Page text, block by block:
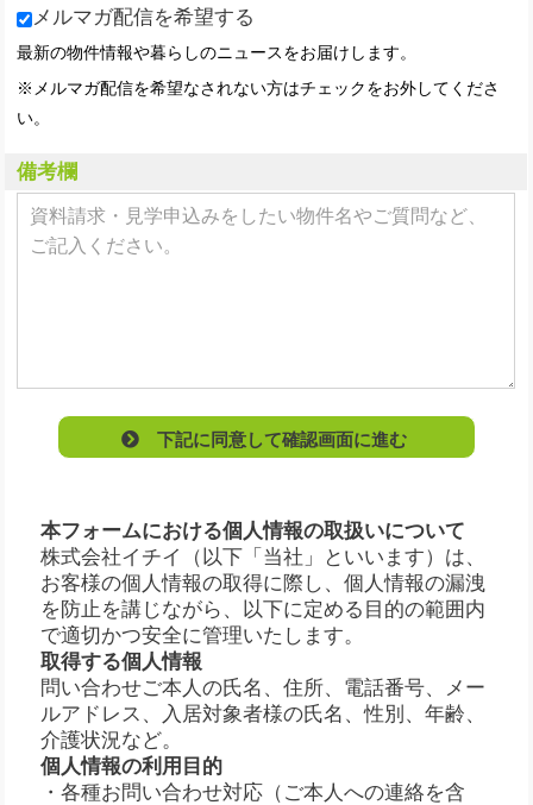
メルマガ配信を希望する
最新の物件情報や暮らしのニュースをお届けします。
※メルマガ配信を希望なされない方はチェックをお外してくださ
い。
備考欄
下記に同意して確認画面に進む
本フォームにおける個人情報の取扱いについて
株式会社イチイ（以下「当社」といいます）は、
お客様の個人情報の取得に際し、個人情報の漏洩
を防止を講じながら、以下に定める目的の範囲内
で適切かつ安全に管理いたします。
取得する個人情報
問い合わせご本人の氏名、住所、電話番号、メー
ルアドレス、入居対象者様の氏名、性別、年齢、
介護状況など。
個人情報の利用目的
・各種お問い合わせ対応（ご本人への連絡を含